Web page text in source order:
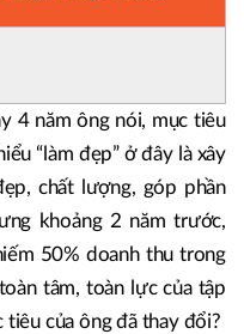
4 năm ông nói, mục tiêu
“làm đẹp” ở đây là xây
chất lượng, góp phần
khoảng 2 năm trước,
50% doanh thu trong
tâm, toàn lực của tập
tiêu của ông đã thay đổi?